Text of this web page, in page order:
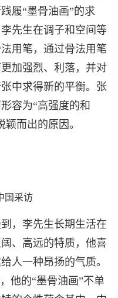
履“墨骨油画”的求
先生在调子和空间等
用笔，通过骨法用笔
加强烈、利落，并对
中求得新的平衡。张
容为“高强度的和
而出的原因。
国采访
，李先生长期生活在
、高远的特质，他喜
人一种昂扬的气质。
他的“墨骨油画”不单